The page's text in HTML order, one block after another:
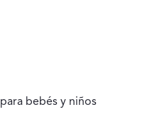
bebés y niños